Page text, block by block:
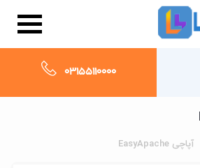
03155110000
آپاچی EasyApache